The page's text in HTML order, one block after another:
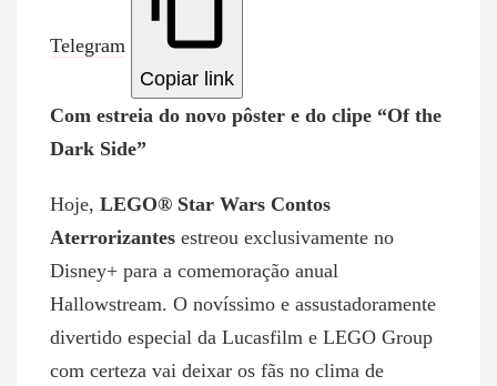
Telegram
Copiar link
Com estreia do novo pôster e do clipe “Of the
Dark Side”
Hoje, LEGO® Star Wars Contos
Aterrorizantes estreou exclusivamente no
Disney+ para a comemoração anual
Hallowstream. O novíssimo e assustadoramente
divertido especial da Lucasfilm e LEGO Group
com certeza vai deixar os fãs no clima de